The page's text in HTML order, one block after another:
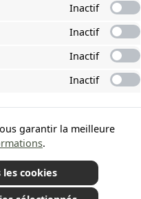
et les éventuels frais de
contraire.
Theme by
ThemeWare®
Inactif
Inactif
Inactif
Inactif
garantir la meilleure
.
cookies